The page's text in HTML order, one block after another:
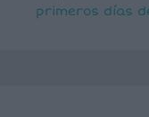
primeros días